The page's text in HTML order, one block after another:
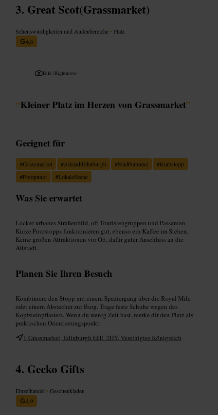
Great Scot(Grassmarket)
Sehenswürdigkeiten und Außenbereiche • Platz
4,6
Bild /Rightmove
“Kleiner Platz im Herzen von Grassmarket”
Geeignet für
#Grassmarket #AltstadtEdinburgh #Stadtbummel #Kurzstopp
#Fotopunkt #LokaleSzene
Was Sie erwartet
Locker-urbanes Straßenbild, oft Touristengruppen und Passanten.
Kurze Fotostopps funktionieren gut, ebenso ein Kaffee im Stehen.
Keine großen Attraktionen vor Ort, dafür guter Anschluss an die
Altstadt.
Planen Sie Ihren Besuch
Kombiniere den Stopp mit einem Spaziergang über die Royal Mile
oder einem Abstecher zur Burg. Trage feste Schuhe wegen des
Kopfsteinpflasters. Wenn du wenig Zeit hast, merke dir den Platz als
praktischen Orientierungspunkt.
1 Grassmarket, Edinburgh EH1 2HY, Vereinigtes Königreich
Gecko Gifts
Einzelhandel •Geschenkladen
4,9